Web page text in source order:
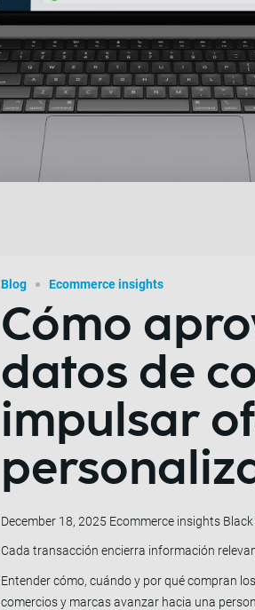
Blog Ecommerce insights
Cómo
datos de
impulsar
December 18, 2025 Ecommerce insights
Cada transacción encierra información
Entender cómo, cuándo y por qué compran
comercios y marcas avanzar hacia una